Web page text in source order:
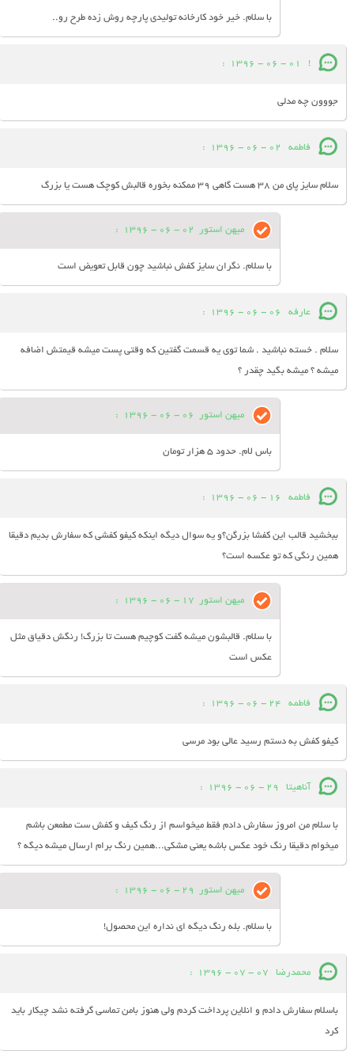
با سلام. خیر خود کارخانه تولیدی پارچه روش زده طرح رو..
!
01 - 06 - 1396
:
جووون چه مدلی
فاطمه 02 - 06 - 1396
:
سلام سایز پای من ۳۸ هست گاهی ۳۹ ممکنه بخوره قالبش کوچک هست یا بزرگ
میهن استور 02 - 06 - 1396
:
با سلام. نگران سایز کفش نباشید چون قابل تعویض است
عارفه 06 - 06 - 1396
:
سلام . خسته نباشید . شما توی یه قسمت گفتین که وقتی پست میشه قیمتش اضافه
میشه ؟ میشه بگید چقدر ؟
میهن استور 06 - 06 - 1396
:
باس لام. حدود 5 هزار تومان
فاطمه 16 - 06 - 1396
:
ببخشید قالب این کفشا بزرگن؟و یه سوال دیگه اینکه کیفو کفشی که سفارش بدیم دقیقا
همین رنگی که تو عکسه است؟
میهن استور 17 - 06 - 1396
:
با سلام. قالبشون میشه گفت کوچیم هست تا بزرگ! رنگش دقیاق مثل
عکس است
فاطمه 24 - 06 - 1396
:
کیفو کفش به دستم رسید عالی بود مرسی
آناهیتا 29 - 06 - 1396
:
با سلام من امروز سفارش دادم فقط میخواسم از رنگ کیف و کفش ست مطمعن باشم
میخوام دقیقا رنگ خود عکس باشه یعنی مشکی...همین رنگ برام ارسال میشه دیگه ؟
میهن استور 29 - 06 - 1396
:
با سلام. بله رنگ دیگه ای نداره این محصول!
محمدرضا 07 - 07 - 1396
:
باسلام سفارش دادم و انلاین پرداخت کردم ولی هنوز بامن تماسی گرفته نشد چیکار باید
کرد